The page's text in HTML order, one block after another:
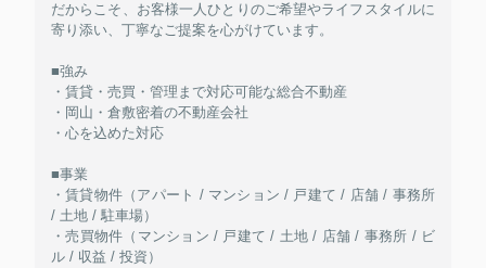
だからこそ、お客様一人ひとりのご希望やライフスタイルに
寄り添い、丁寧なご提案を心がけています。
■強み
・賃貸・売買・管理まで対応可能な総合不動産
・岡山・倉敷密着の不動産会社
・心を込めた対応
■事業
・賃貸物件（アパート / マンション / 戸建て / 店舗 / 事務所
/ 土地 / 駐車場）
・売買物件（マンション / 戸建て / 土地 / 店舗 / 事務所 / ビ
ル / 収益 / 投資）